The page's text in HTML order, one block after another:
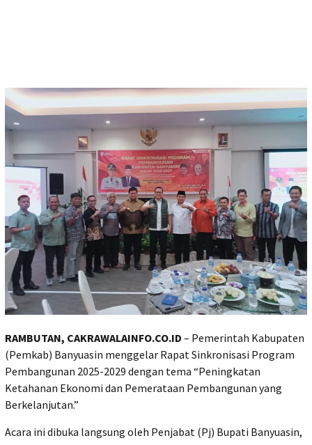
RAMBUTAN, CAKRAWALAINFO.CO.ID – Pemerintah Kabupaten
(Pemkab) Banyuasin menggelar Rapat Sinkronisasi Program
Pembangunan 2025-2029 dengan tema “Peningkatan
Ketahanan Ekonomi dan Pemerataan Pembangunan yang
Berkelanjutan.”
Acara ini dibuka langsung oleh Penjabat (Pj) Bupati Banyuasin,